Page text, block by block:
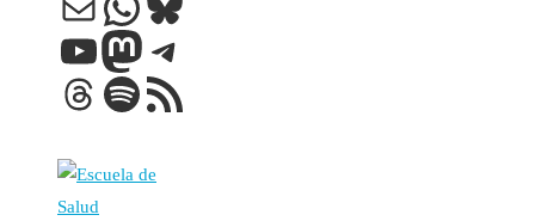
entradas
YouTube
Mastodon
Telegram
Threads
Spotify
Feed RSS